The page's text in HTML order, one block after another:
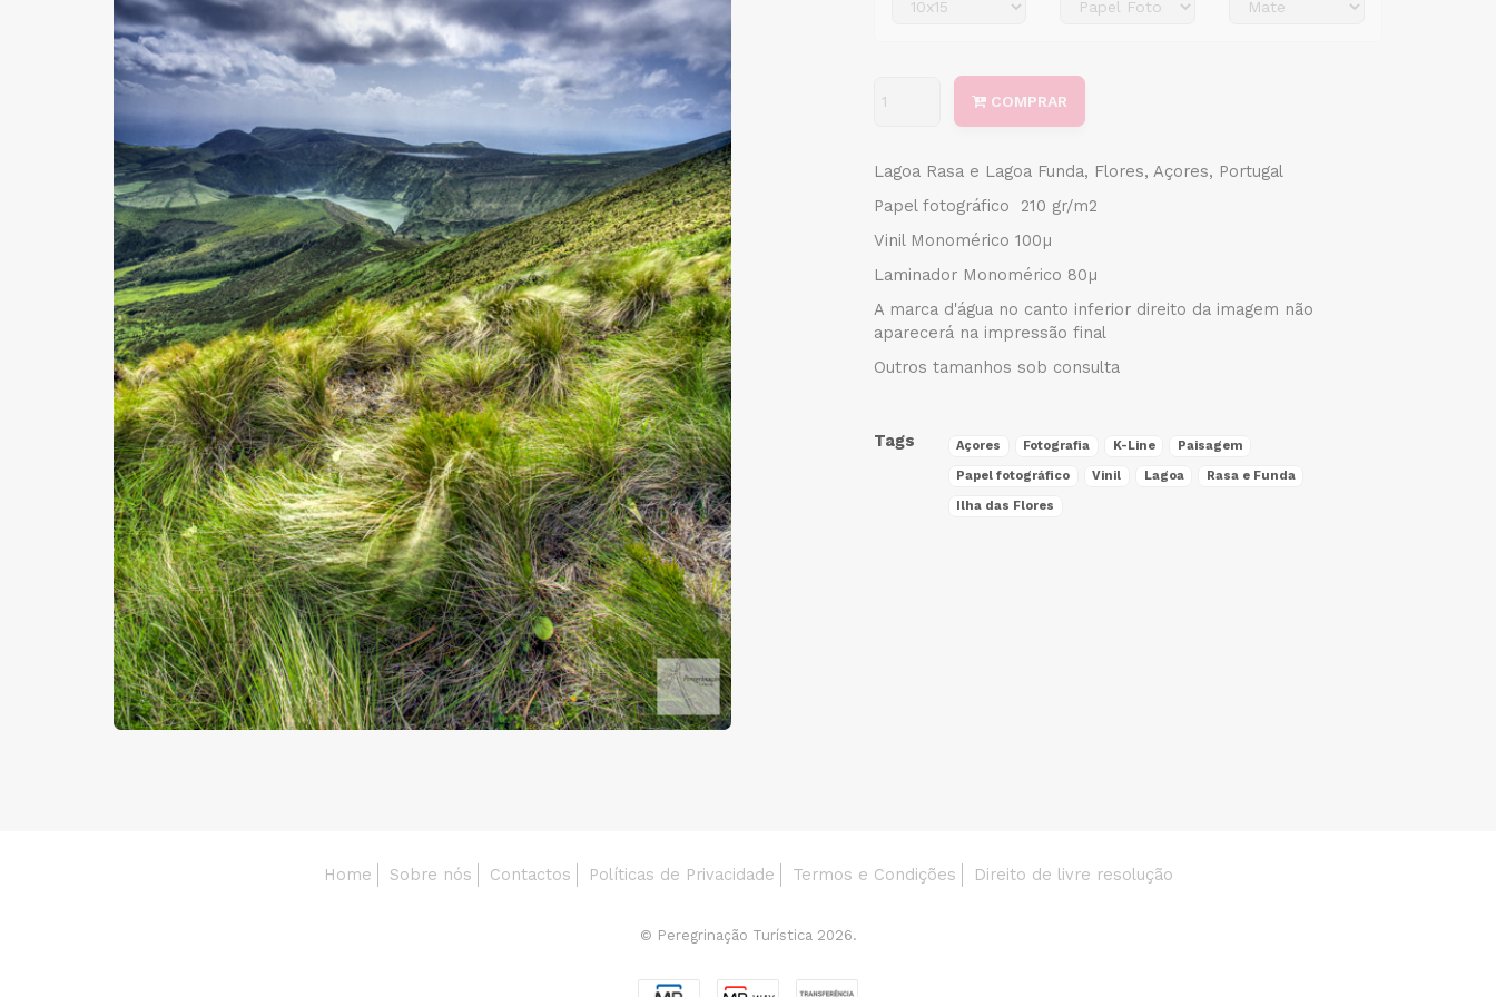
COMPRAR
Lagoa Rasa e Lagoa Funda, Flores, Açores, Portugal
Papel fotográfico 210 gr/m2
Vinil Monomérico 100µ
Laminador Monomérico 80µ
A marca d'água no canto inferior direito da imagem não
aparecerá na impressão final
Outros tamanhos sob consulta
Tags Açores Fotografia K-Line Paisagem
Papel fotográfico Vinil Lagoa Rasa e Funda
Ilha das Flores
Home Sobre nós Contactos Políticas de Privacidade Termos e Condições Direito de livre resolução
© Peregrinação Turística 2026.